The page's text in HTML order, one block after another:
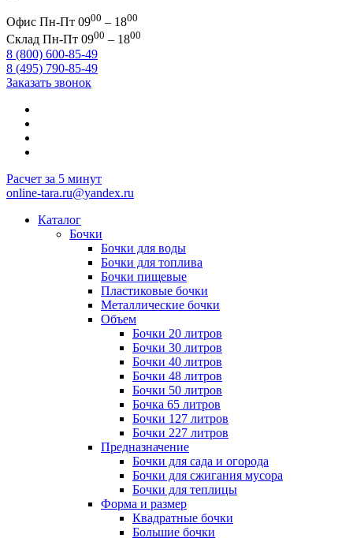
Офис Пн-Пт 0900 – 1800
Склад Пн-Пт 0900 – 1800
8 (800) 600-85-49
8 (495) 790-85-49
Заказать звонок
Расчет за 5 минут
online-tara.ru@yandex.ru
Каталог
Бочки
Бочки для воды
Бочки для топлива
Бочки пищевые
Пластиковые бочки
Металлические бочки
Объем
Бочки 20 литров
Бочки 30 литров
Бочки 40 литров
Бочки 48 литров
Бочки 50 литров
Бочка 65 литров
Бочки 127 литров
Бочки 227 литров
Предназначение
Бочки для сада и огорода
Бочки для сжигания мусора
Бочки для теплицы
Форма и размер
Квадратные бочки
Большие бочки